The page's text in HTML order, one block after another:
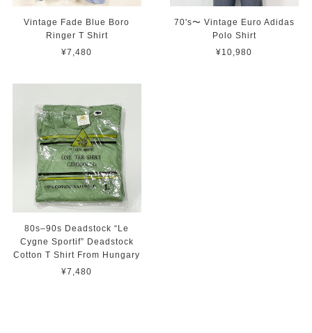
Vintage Fade Blue Boro
Ringer T Shirt
¥7,480
70's〜 Vintage Euro Adidas
Polo Shirt
¥10,980
80s–90s Deadstock “Le
Cygne Sportif” Deadstock
Cotton T Shirt From Hungary
¥7,480